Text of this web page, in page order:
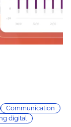
Communication
digital